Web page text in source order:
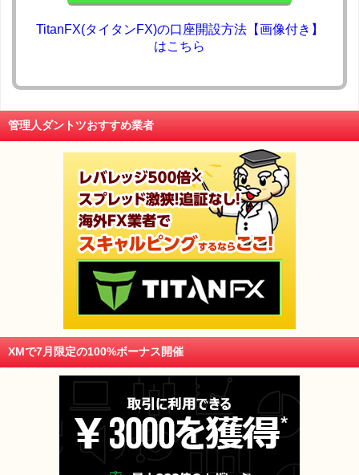
TitanFX(タイタンFX)の口座開設方法【画像付き】
はこちら
管理人ダントツおすすめ業者
XMで7月限定の100%ボーナス開催